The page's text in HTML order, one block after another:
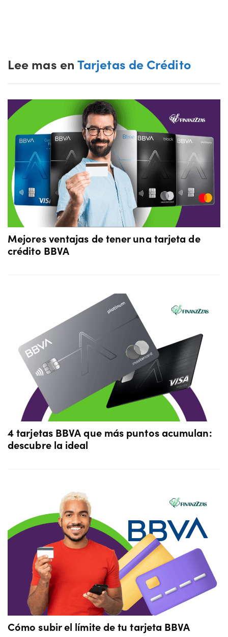
Lee mas en Tarjetas de Crédito
Mejores ventajas de tener una tarjeta de
crédito BBVA
4 tarjetas BBVA que más puntos acumulan:
descubre la ideal
Cómo subir el límite de tu tarjeta BBVA